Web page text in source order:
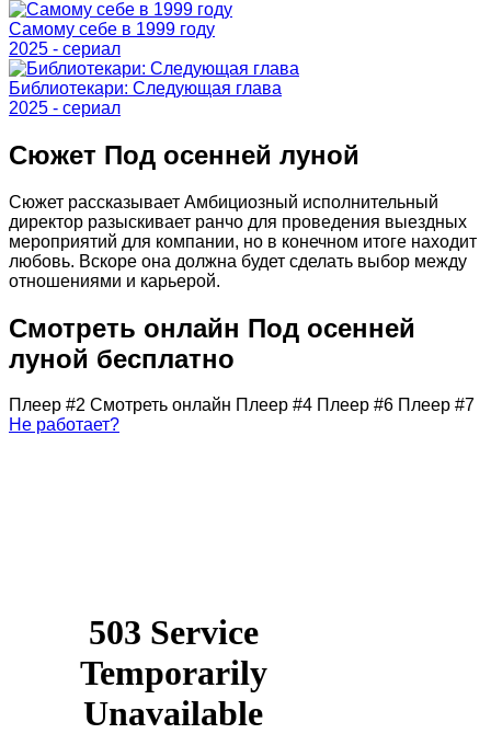
Самому себе в 1999 году
2025 - cериал
Библиотекари: Следующая глава
2025 - cериал
Сюжет Под осенней луной
Сюжет рассказывает Амбициозный исполнительный
директор разыскивает ранчо для проведения выездных
мероприятий для компании, но в конечном итоге находит
любовь. Вскоре она должна будет сделать выбор между
отношениями и карьерой.
Смотреть онлайн Под осенней
луной бесплатно
Плеер #2 Смотреть онлайн Плеер #4 Плеер #6 Плеер #7
Не работает?